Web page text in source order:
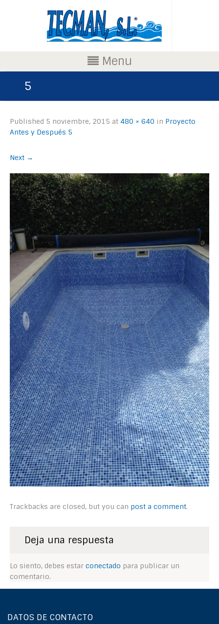
Menu
5
Published 5 noviembre, 2015 at 480 × 640 in Proyecto
Antes y Después 5
Next →
Trackbacks are closed, but you can post a comment.
Deja una respuesta
Lo siento, debes estar conectado para publicar un
comentario.
DATOS DE CONTACTO